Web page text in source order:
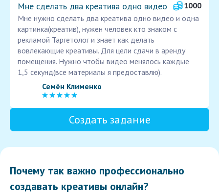
Мне сделать два креатива одно видео
1000
Мне нужно сделать два креатива одно видео и одна
картинка(креатив), нужен человек кто знаком с
рекламой Таргетолог и знает как делать
вовлекающие креативы. Для цели сдачи в аренду
помещения. Нужно чтобы видео менялось каждые
1,5 секунд(все материалы я предоставлю).
Семён Клименко
Создать задание
Почему так важно профессионально
создавать креативы онлайн?